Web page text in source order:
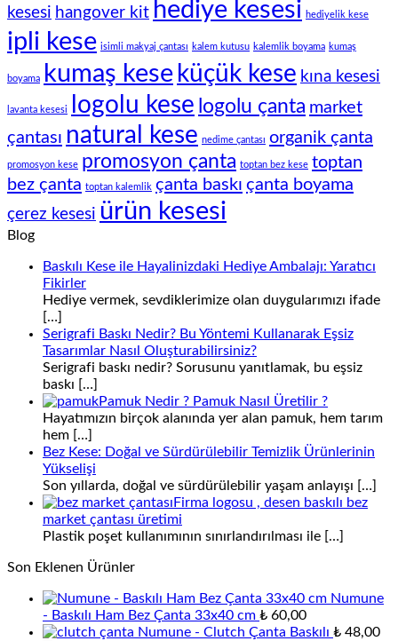
kesesi hangover kit hediye kesesi hediyelik kese
ipli kese isimli makyaj çantası kalem kutusu kalemlik boyama kumaş
boyama kumaş kese küçük kese kına kesesi
lavanta kesesi logolu kese logolu çanta market
çantası natural kese nedime çantası organik çanta
promosyon kese promosyon çanta toptan bez kese toptan
bez çanta toptan kalemlik çanta baskı çanta boyama
çerez kesesi ürün kesesi
Blog
Baskılı Kese ile Hayalinizdaki Hediye Ambalajı: Yaratıcı
Fikirler
Hediye vermek, sevdiklerimize olan duygularımızı ifade
[…]
Serigrafi Baskı Nedir? Bu Yöntemi Kullanarak Eşsiz
Tasarımlar Nasıl Oluşturabilirsiniz?
Serigrafi baskı nedir? Sorusunu yanıtlamak, bu eşsiz
baskı […]
Pamuk Nedir ? Pamuk Nasıl Üretilir ?
Hayatımızın birçok alanında yer alan pamuk, hem tarım
hem […]
Bez Kese: Doğal ve Sürdürülebilir Temizlik Ürünlerinin
Yükselişi
Son yıllarda, doğal ve sürdürülebilir yaşam anlayışı […]
Firma logosu , desen baskılı bez
market çantası üretimi
Plastik poşet kullanımının sınırlandırılması ile […]
Son Eklenen Ürünler
Numune
- Baskılı Ham Bez Çanta 33x40 cm ₺ 60,00
Numune - Clutch Çanta Baskılı ₺ 48,00